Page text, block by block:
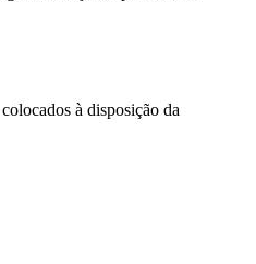
à disposição da